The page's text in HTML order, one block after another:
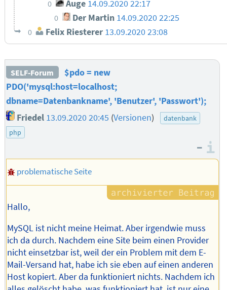
0 Auge 14.09.2020 22:17
0 Der Martin 14.09.2020 22:25
0 Felix Riesterer 13.09.2020 23:08
SELF-Forum
$pdo = new
PDO('mysql:host=localhost;
dbname=Datenbankname', 'Benutzer', 'Passwort');
Friedel 13.09.2020 20:45 (Versionen)
datenbank
php
–
problematische Seite
Hallo,
MySQL ist nicht meine Heimat. Aber irgendwie muss
ich da durch. Nachdem eine Site beim einen Provider
nicht einsetzbar ist, weil der ein Problem mit dem E-
Mail-Versand hat, habe ich sie eben auf einen anderen
Host kopiert. Aber da funktioniert nichts. Nachdem ich